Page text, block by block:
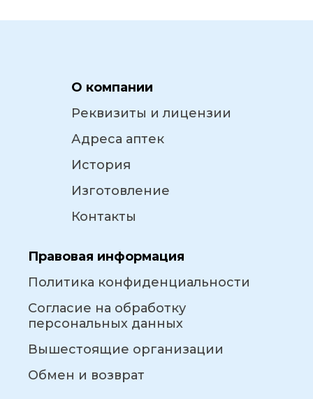
О компании
Реквизиты и лицензии
Адреса аптек
История
Изготовление
Контакты
Правовая информация
Политика конфиденциальности
Согласие на обработку
персональных данных
Вышестоящие организации
Обмен и возврат